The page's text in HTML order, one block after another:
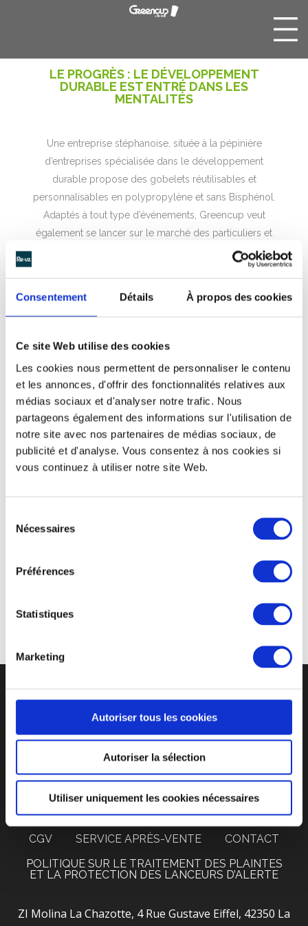
Consentement Détails À propos des cookies
Ce site Web utilise des cookies
Les cookies nous permettent de personnaliser le contenu
et les annonces, d'offrir des fonctionnalités relatives aux
médias sociaux et d'analyser notre trafic. Nous
partageons également des informations sur l'utilisation de
notre site avec nos partenaires de médias sociaux, de
publicité et d'analyse. Vous consentez à nos cookies si
vous continuez à utiliser notre site Web.
Nécessaires
Préférences
Statistiques
Marketing
Autoriser tous les cookies
Autoriser la sélection
Utiliser uniquement les cookies nécessaires
LE PROGRÈS : LE DÉVELOPPEMENT
DURABLE EST ENTRÉ DANS LES
MENTALITÉS
Une entreprise stéphanoise, située à la pépinière
d’entreprises spécialisée dans le développement
durable propose des gobelets réutilisables et
personnalisables en polypropylène et sans Bisphénol.
Adaptés à tout type d’événements, Greencup veut
également se lancer sur le marché des particuliers et
également étendre sa gamme de services avec la
Voir l’article
CYCLE DE VIE D’UN GOBELET RÉUTLISABLE
UN SUIVI PERSONNALISÉ
F.A.Q
RECRUTEMENT
MENTIONS LÉGALES
CGV
SERVICE APRÈS-VENTE
CONTACT
POLITIQUE SUR LE TRAITEMENT DES PLAINTES
ET LA PROTECTION DES LANCEURS D’ALERTE
ZI Molina La Chazotte, 4 Rue Gustave Eiffel, 42350 La